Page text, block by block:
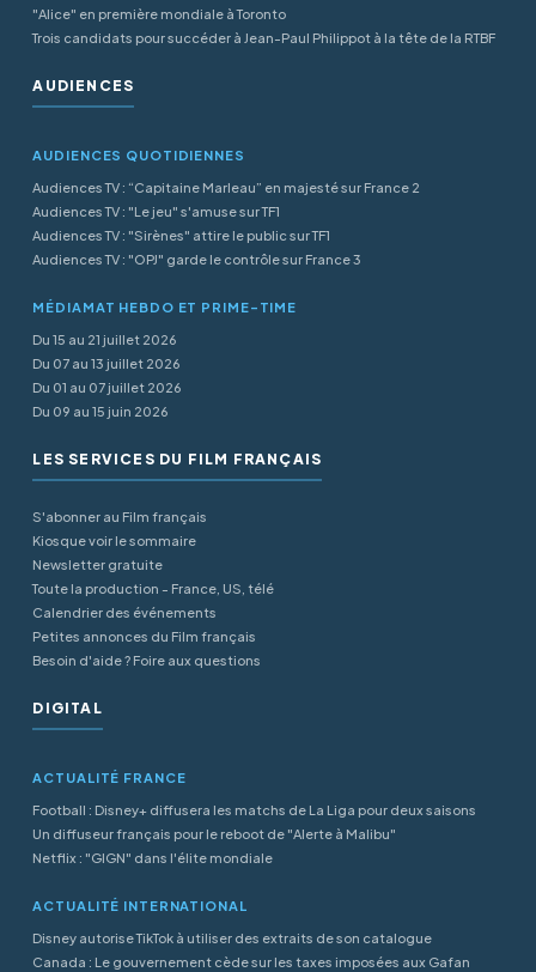
"Alice" en première mondiale à Toronto
Trois candidats pour succéder à Jean-Paul Philippot à la tête de la RTBF
AUDIENCES
AUDIENCES QUOTIDIENNES
Audiences TV : “Capitaine Marleau” en majesté sur France 2
Audiences TV : "Le jeu" s'amuse sur TF1
Audiences TV : "Sirènes" attire le public sur TF1
Audiences TV : "OPJ" garde le contrôle sur France 3
MÉDIAMAT HEBDO ET PRIME-TIME
Du 15 au 21 juillet 2026
Du 07 au 13 juillet 2026
Du 01 au 07 juillet 2026
Du 09 au 15 juin 2026
LES SERVICES DU FILM FRANÇAIS
S'abonner au Film français
Kiosque voir le sommaire
Newsletter gratuite
Toute la production - France, US, télé
Calendrier des événements
Petites annonces du Film français
Besoin d'aide ? Foire aux questions
DIGITAL
ACTUALITÉ FRANCE
Football : Disney+ diffusera les matchs de La Liga pour deux saisons
Un diffuseur français pour le reboot de "Alerte à Malibu"
Netflix : "GIGN" dans l'élite mondiale
ACTUALITÉ INTERNATIONAL
Disney autorise TikTok à utiliser des extraits de son catalogue
Canada : Le gouvernement cède sur les taxes imposées aux Gafan